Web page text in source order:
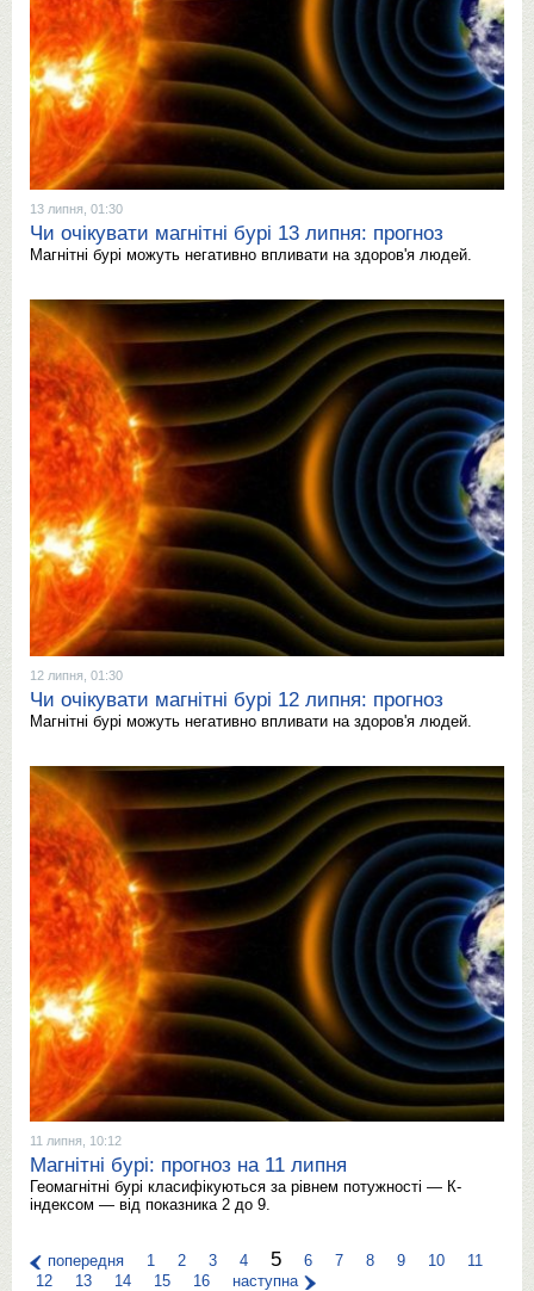
13 липня, 01:30
Чи очікувати магнітні бурі 13 липня: прогноз
Магнітні бурі можуть негативно впливати на здоров'я людей.
12 липня, 01:30
Чи очікувати магнітні бурі 12 липня: прогноз
Магнітні бурі можуть негативно впливати на здоров'я людей.
11 липня, 10:12
Магнітні бурі: прогноз на 11 липня
Геомагнітні бурі класифікуються за рівнем потужності — К-
індексом — від показника 2 до 9.
попередня 1 2 3 4 5 6 7 8 9 10
11
12
13 14 15 16 наступна